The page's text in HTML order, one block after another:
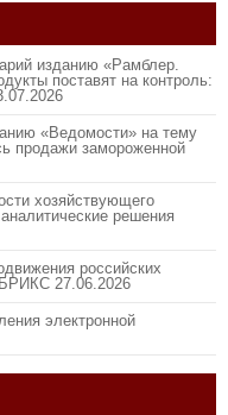
изданию «Рамблер.
поставят на контроль:
«Ведомости» на тему
продажи замороженной
хозяйствующего
решения
российских
БРИКС 27.06.2026
электронной